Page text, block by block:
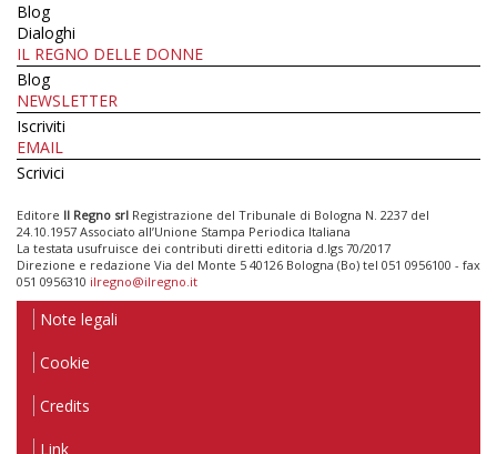
Blog
Dialoghi
IL REGNO DELLE DONNE
Blog
NEWSLETTER
Iscriviti
EMAIL
Scrivici
Editore Il Regno srl Registrazione del Tribunale di Bologna N. 2237 del
24.10.1957 Associato all’Unione Stampa Periodica Italiana
La testata usufruisce dei contributi diretti editoria d.lgs 70/2017
Direzione e redazione Via del Monte 5 40126 Bologna (Bo) tel 051 0956100 - fax
051 0956310 ilregno@ilregno.it
Note legali
Cookie
Credits
Link